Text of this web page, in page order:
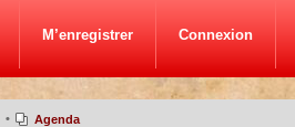
M’enregistrer Connexion
• Agenda